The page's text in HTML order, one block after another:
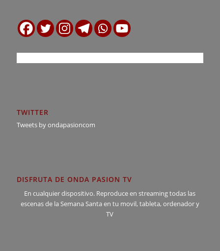
TWITTER
Tweets by ondapasioncom
DISFRUTA DE ONDA PASION TV
En cualquier dispositivo. Reproduce en streaming todas las
escenas de la Semana Santa en tu movil, tableta, ordenador y
TV